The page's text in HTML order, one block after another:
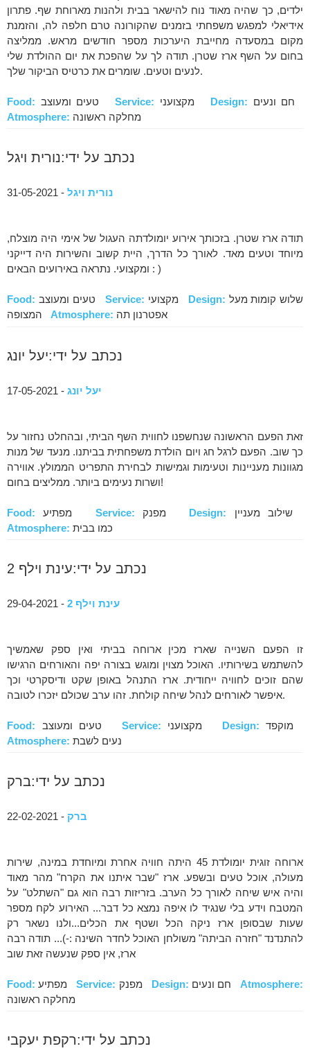
ילדים, כך שהיה מאוד נוח להישאר בבית ולהנות מארוחת שף. פתרון
אידיאלי למפגש משפחתי בזמנים שהקורונה טרם חלפה לה, והזמנת
מקום במסעדה מחייבת היערכות מספר חודשים מראש. ממליצה
בחום על השף ארז שטרן. תודה לך על שהפכת את יום ההולדת שלי
לנעים וטעים. שומרים את כרטיס הביקור שלך.
Food: טעים ומעוצבService: Design:
Atmosphere: מחלקה ראשונה
נכתב על ידי:נורית ויגל
נורית ויגל - 31-05-2021
תודה ארז שטרן. בזכותך אירוע יומולדתה העגול של אימי היה מוצלח,
מיוחד וטעים מאד. לאורך כל הדרך, היית קשוב והשירות היה דייקני
ומקצועי. נתראה באירועים הבאים : )
Food: Service: Design:
Atmosphere: אפטרנון תה
נכתב על ידי:יעל יונג
יעל יונג - 17-05-2021
זאת הפעם הראשונה שנחשפנו לחווית השף הביתי, ובהחלט נחזור על
כך שוב. הפעם לרגל חג ויום הולדת משפחתית בביתנו. מנעד של מנות
מגוונות מעניינות וטעימות וגמישות לבחירת התפריט הממולץ. אווירה
ושרות נעימים ביותר. ממליצים בחום!
Food: Service: Design:
שילוב מעניין
Atmosphere: כמו בבית
נכתב על ידי:עינת וילף 2
עינת וילף 2 - 29-04-2021
זו הפעם השנייה שארז מכין ארוחה בביתי ואין ספק שאמשיך
להשתמש בשירותיו. האוכל מצוין ומוגש בצורה יפה והאורחים הרגישו
שהם זוכים לחוויה ייחודית. ארז התנהל באופן שקט ודיסקרטי וכך
איפשר לאורחים לנהל שיחה קולחת. זהו ערב שכולם יזכרו לטובה.
Food: Service: Design:
Atmosphere: נעים לשבת
נכתב על ידי:ברק
ברק - 22-02-2021
ארוחה זוגית יומולדת 45 היתה חוויה אחרת ומיוחדת במינה, שירות
מעולה, אוכל טעים ובשפע. ארז "שבר איתנו את הקרח" מהר מאוד
והיה איש שיחה לאורך כל הערב. בזריזות רבה הוא גם "השתלט" על
המטבח וידע בלי שנגיד לו איפה נמצא כל דבר... האירוע לקח מספר
שעות שבסופן ארז ניקה הכל ושטף את הכלים...ולנו נשאר רק
להתנדנד "חזרה הביתה" משולחן האוכל לחדר השינה :-)... תודה רבה
ארז, אין ספק שנעשה זאת שוב
Food: מפתיעService: Design:
Atmosphere:
מחלקה ראשונה
נכתב על ידי:רקפת יעקבי